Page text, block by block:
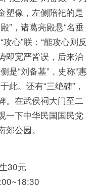
塑像，左侧陪祀的是
”，诸葛亮殿悬“名垂
心”联：“能攻心则反
即宽严皆误，后来治
是“刘备墓”，史称“惠
此。还有“三绝碑”，
。在武侯祠大门至二
一下中华民国国民党
公园。
30元